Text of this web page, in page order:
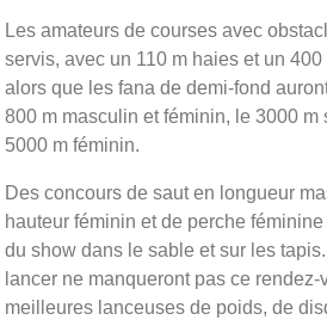
Les amateurs de courses avec
servis, avec un 110 m haies et un
alors que les fana de demi-fond
800 m masculin et féminin, le 3000 m
5000 m féminin.
Des concours de saut en longueur
hauteur féminin et de perche
du show dans le sable et sur les
lancer ne manqueront pas ce
meilleures lanceuses de poids, de